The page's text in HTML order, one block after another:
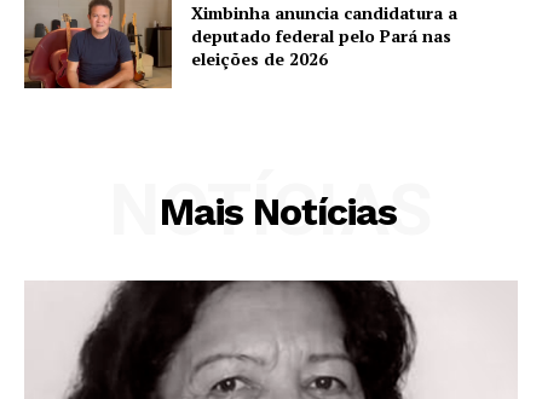
Ximbinha anuncia candidatura a
deputado federal pelo Pará nas
eleições de 2026
Mais Notícias
NOTÍCIAS